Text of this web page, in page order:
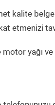
kalite
etmenizi
yağı